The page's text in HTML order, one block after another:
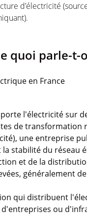
d’électricité
quoi parle-t-
en France
l'électricité sur
de transformation
une entreprise
stabilité du réseau
et de la
généralement
qui distribuent
ou